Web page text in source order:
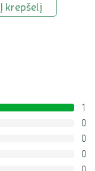
Į krepšelį
1
0
0
0